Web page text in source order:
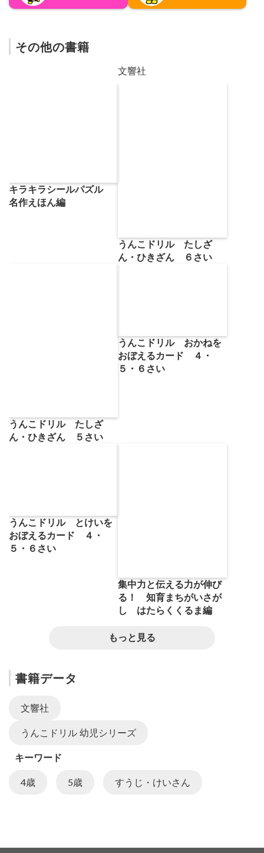
その他の書籍
文響社
キラキラシールパズル
名作えほん編
うんこドリル たしざ
ん・ひきざん ６さい
うんこドリル たしざ
ん・ひきざん ５さい
うんこドリル おかねを
おぼえるカード ４・
５・６さい
うんこドリル とけいを
おぼえるカード ４・
５・６さい
集中力と伝える力が伸び
る！ 知育まちがいさが
し はたらくくるま編
もっと見る
書籍データ
文響社
うんこドリル 幼児シリーズ
キーワード
4歳 5歳 すうじ・けいさん